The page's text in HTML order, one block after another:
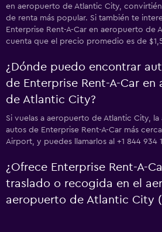
en aeropuerto de Atlantic City,
de renta más popular. Si también te
Enterprise Rent-A-Car en aeropuerto de
cuenta que el precio promedio es de
¿Dónde puedo encontrar
de Enterprise Rent-A-Car en
de Atlantic City?
Si vuelas a aeropuerto de Atlantic City,
autos de Enterprise Rent-A-Car más
Airport, y puedes llamarlos al +1 844 934
¿Ofrece Enterprise Rent-A-
traslado o recogida en el
aeropuerto de Atlantic City